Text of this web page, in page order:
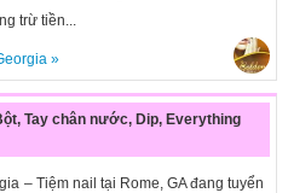
trừ tiền...
»
Tay chân nước, Dip, Everything
– Tiệm nail tại Rome, GA đang tuyển